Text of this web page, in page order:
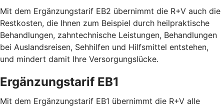
Mit dem Ergänzungstarif EB2 übernimmt die R+V auch die
Restkosten, die Ihnen zum Beispiel durch heilpraktische
Behandlungen, zahntechnische Leistungen, Behandlungen
bei Auslandsreisen, Sehhilfen und Hilfsmittel entstehen,
und mindert damit Ihre Versorgungslücke.
Ergänzungstarif EB1
Mit dem Ergänzungstarif EB1 übernimmt die R+V alle